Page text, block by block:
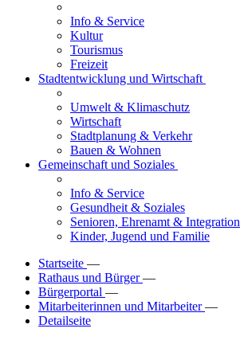
Info & Service
Kultur
Tourismus
Freizeit
Stadtentwicklung und Wirtschaft
Umwelt & Klimaschutz
Wirtschaft
Stadtplanung & Verkehr
Bauen & Wohnen
Gemeinschaft und Soziales
Info & Service
Gesundheit & Soziales
Senioren, Ehrenamt & Integration
Kinder, Jugend und Familie
Startseite —
Rathaus und Bürger—
Bürgerportal —
Mitarbeiterinnen und Mitarbeiter—
Detailseite